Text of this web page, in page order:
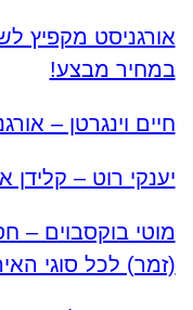
אורגניסט מקפיץ
במחיר מבצע!
חיים וינגרטן –
יענקי רוט – קלידן
מוטי בוקסבוים –
(זמר) לכל סוגי